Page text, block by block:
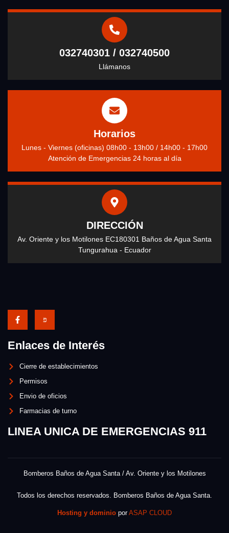
032740301 / 032740500
Llámanos
Horarios
Lunes - Viernes (oficinas) 08h00 - 13h00 / 14h00 - 17h00
Atención de Emergencias 24 horas al día
DIRECCIÓN
Av. Oriente y los Motilones EC180301 Baños de Agua Santa
Tungurahua - Ecuador
Enlaces de Interés
Cierre de establecimientos
Permisos
Envio de oficios
Farmacias de turno
LINEA UNICA DE EMERGENCIAS 911
Bomberos Baños de Agua Santa / Av. Oriente y los Motilones
Todos los derechos reservados. Bomberos Baños de Agua Santa.
Hosting y dominio porASAP CLOUD